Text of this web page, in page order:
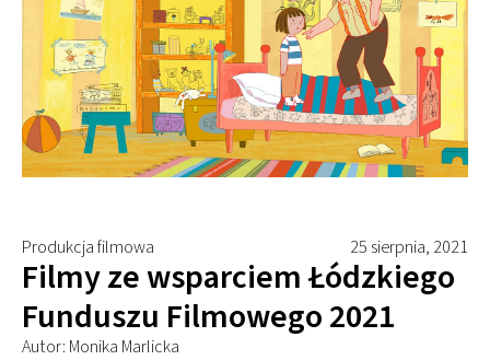
Produkcja filmowa 25 sierpnia, 2021
Filmy ze wsparciem Łódzkiego
Funduszu Filmowego 2021
Autor: Monika Marlicka